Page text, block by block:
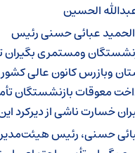
الحسین
عبائی حسنی رئیس
ومستمری بگیران
وبازرس کانون عالی کشور
معوقات بازنشستگان
خسارت ناشی از دیرکرد
حسنی، رئیس